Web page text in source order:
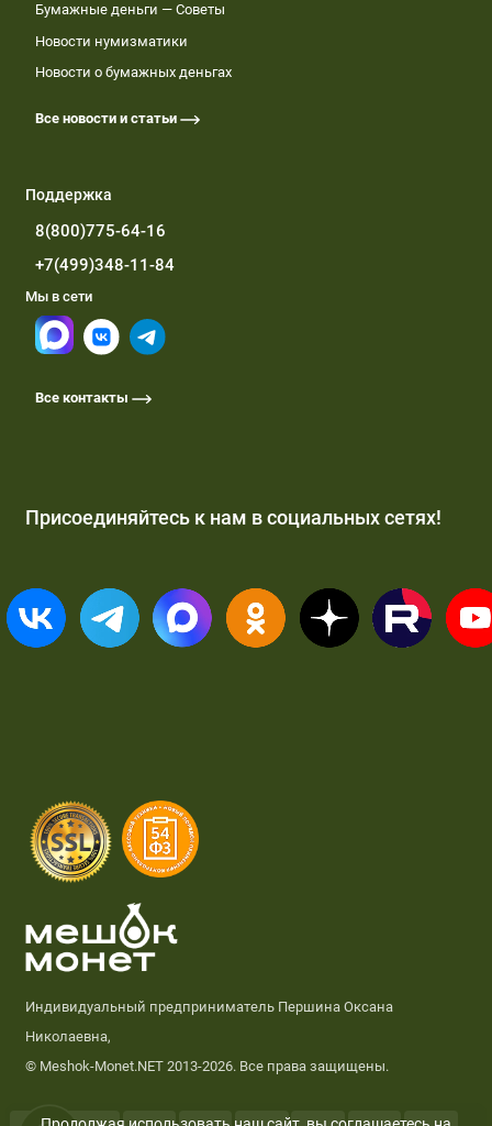
Бумажные деньги — Советы
Новости нумизматики
Новости о бумажных деньгах
Все новости и статьи
Поддержка
8(800)775-64-16
+7(499)348-11-84
Мы в сети
Все контакты
Присоединяйтесь к нам в социальных сетях!
Индивидуальный предприниматель Першина Оксана
Николаевна,
© Meshok-Monet.NET 2013-2026. Все права защищены.